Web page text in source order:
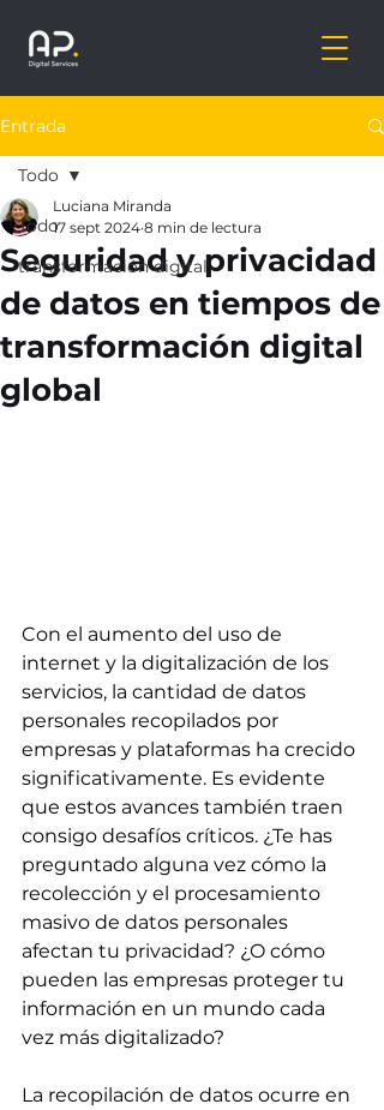
Entrada
Todo
transformación digital
Todo
Seguridad y privacidad
de datos en tiempos de
transformación digital
global
Luciana Miranda
17 sept 2024 8 min de lectura
Con el aumento del uso de
internet y la digitalización de los
servicios, la cantidad de datos
personales recopilados por
empresas y plataformas ha crecido
significativamente. Es evidente
que estos avances también traen
consigo desafíos críticos. ¿Te has
preguntado alguna vez cómo la
recolección y el procesamiento
masivo de datos personales
afectan tu privacidad? ¿O cómo
pueden las empresas proteger tu
información en un mundo cada
vez más digitalizado?
La recopilación de datos ocurre en